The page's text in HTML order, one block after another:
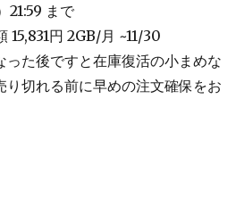
21:59 まで
15,831円 2GB/月 ~11/30
た後ですと在庫復活の小まめな
切れる前に早めの注文確保をお